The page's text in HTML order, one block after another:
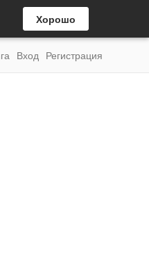
Хорошо
Вход Регистрация